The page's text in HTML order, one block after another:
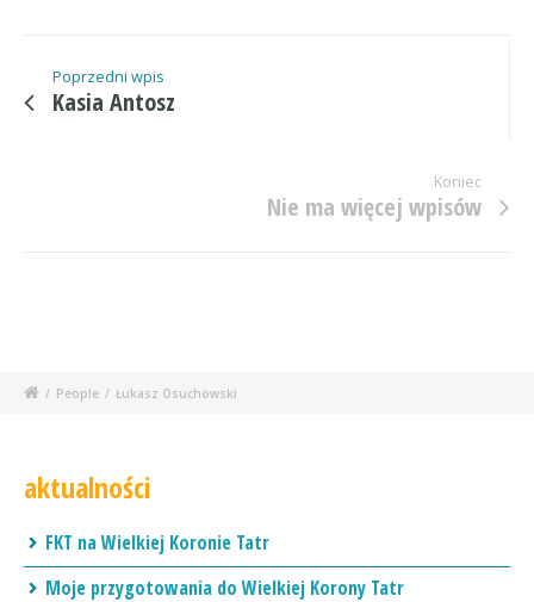
Poprzedni wpis
Kasia Antosz
Koniec
Nie ma więcej wpisów
/ People / Łukasz Osuchowski
aktualności
FKT na Wielkiej Koronie Tatr
Moje przygotowania do Wielkiej Korony Tatr